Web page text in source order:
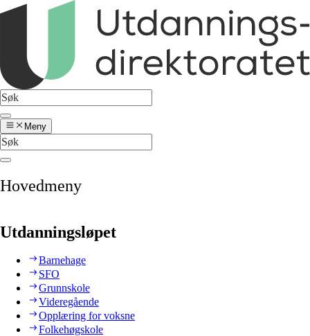
Meny
Hovedmeny
Utdanningsløpet
Barnehage
SFO
Grunnskole
Videregående
Opplæring for voksne
Folkehøgskole